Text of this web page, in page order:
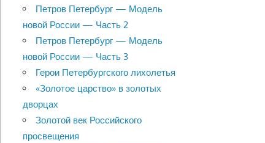
Петров Петербург — Модель
новой России — Часть 2
Петров Петербург — Модель
новой России — Часть 3
Герои Петербургского лихолетья
«Золотое царство» в золотых
дворцах
Золотой век Российского
просвещения